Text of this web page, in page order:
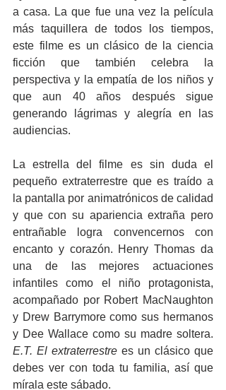
a casa. La que fue una vez la película
más taquillera de todos los tiempos,
este filme es un clásico de la ciencia
ficción que también celebra la
perspectiva y la empatía de los niños y
que aun 40 años después sigue
generando lágrimas y alegría en las
audiencias.
La estrella del filme es sin duda el
pequeño extraterrestre que es traído a
la pantalla por animatrónicos de calidad
y que con su apariencia extraña pero
entrañable logra convencernos con
encanto y corazón. Henry Thomas da
una de las mejores actuaciones
infantiles como el niño protagonista,
acompañado por Robert MacNaughton
y Drew Barrymore como sus hermanos
E.T. El extraterrestre es un clásico que
debes ver con toda tu familia, así que
mírala este sábado.